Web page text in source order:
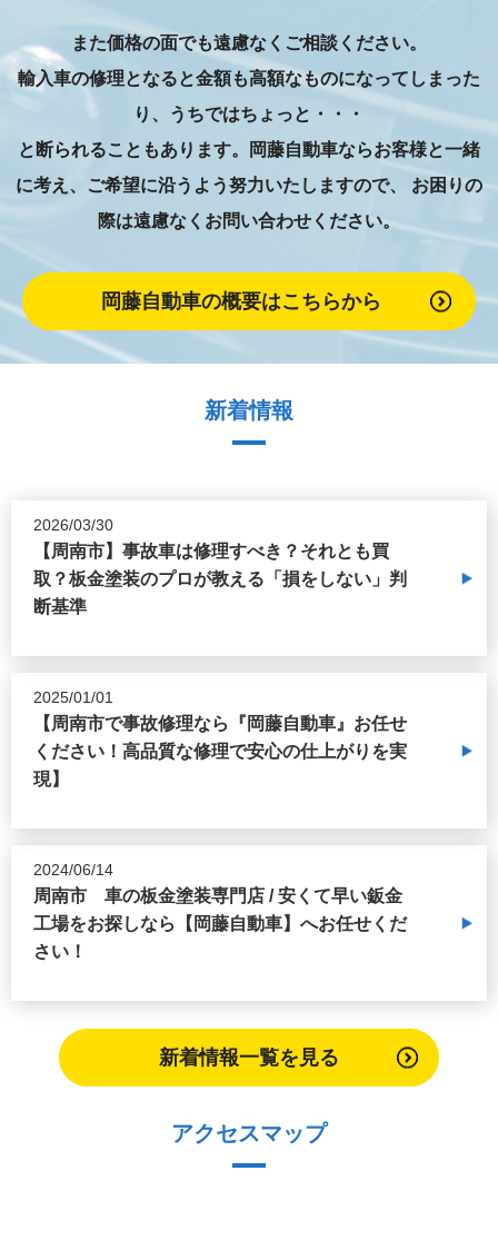
また価格の面でも遠慮なくご相談ください。
輸入車の修理となると金額も高額なものになってしまった
り、うちではちょっと・・・
と断られることもあります。岡藤自動車ならお客様と一緒
に考え、ご希望に沿うよう努力いたしますので、
お困りの
際は遠慮なくお問い合わせください。
岡藤自動車の概要はこちらから
新着情報
2026/03/30
【周南市】事故車は修理すべき？それとも買
取？板金塗装のプロが教える「損をしない」判
断基準
2025/01/01
【周南市で事故修理なら『岡藤自動車』お任せ
ください！高品質な修理で安心の仕上がりを実
現】
2024/06/14
周南市 車の板金塗装専門店 / 安くて早い鈑金
工場をお探しなら【岡藤自動車】へお任せくだ
さい！
新着情報一覧を見る
アクセスマップ